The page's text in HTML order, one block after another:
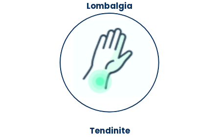
Lombalgia
Tendinite